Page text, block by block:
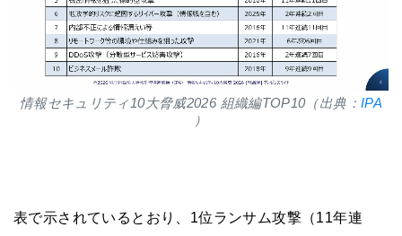
情報セキュリティ10大脅威2026 組織編TOP10（出典： IPA
）
表で示されているとおり、1位ランサム攻撃（11年連